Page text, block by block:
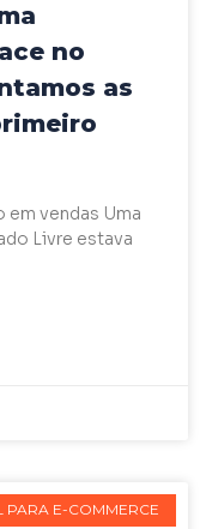
no
as
em vendas Uma
Livre estava
PARA E-COMMERCE